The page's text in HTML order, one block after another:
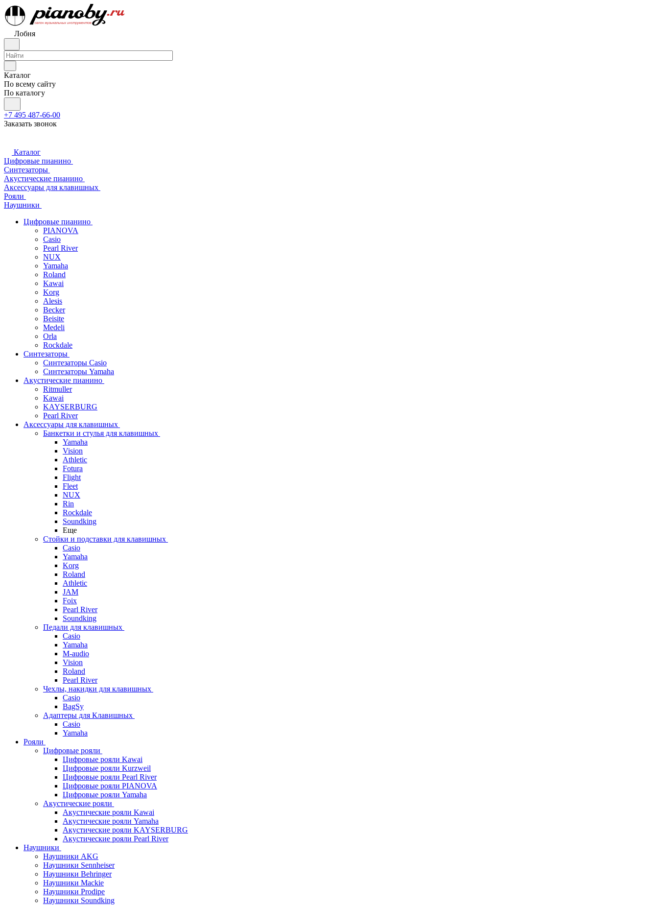
Лобня
Каталог
По всему сайту
По каталогу
+7 495 487-66-00
Заказать звонок
Каталог
Цифровые пианино
Синтезаторы
Акустические пианино
Аксессуары для клавишных
Рояли
Наушники
Цифровые пианино
PIANOVA
Casio
Pearl River
NUX
Yamaha
Roland
Kawai
Korg
Alesis
Becker
Beisite
Medeli
Orla
Rockdale
Синтезаторы
Синтезаторы Casio
Синтезаторы Yamaha
Акустические пианино
Ritmuller
Kawai
KAYSERBURG
Pearl River
Аксессуары для клавишных
Банкетки и стулья для клавишных
Yamaha
Vision
Athletic
Fotura
Flight
Fleet
NUX
Rin
Rockdale
Soundking
Еще
Стойки и подставки для клавишных
Casio
Yamaha
Korg
Roland
Athletic
JAM
Foix
Pearl River
Soundking
Педали для клавишных
Casio
Yamaha
M-audio
Vision
Roland
Pearl River
Чехлы, накидки для клавишных
Casio
BagSy
Адаптеры для Клавишных
Casio
Yamaha
Рояли
Цифровые рояли
Цифровые рояли Kawai
Цифровые рояли Kurzweil
Цифровые рояли Pearl River
Цифровые рояли PIANOVA
Цифровые рояли Yamaha
Акустические рояли
Акустические рояли Kawai
Акустические рояли Yamaha
Акустические рояли KAYSERBURG
Акустические рояли Pearl River
Наушники
Наушники AKG
Наушники Sennheiser
Наушники Behringer
Наушники Mackie
Наушники Prodipe
Наушники Soundking